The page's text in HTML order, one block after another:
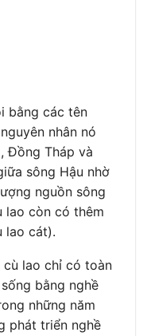
bằng các tên
nhân nó
Đồng Tháp và
sông Hậu nhờ
nguồn sông
lao còn có thêm
lao cát).
cù lao chỉ có toàn
bằng nghề
những năm
phát triển nghề